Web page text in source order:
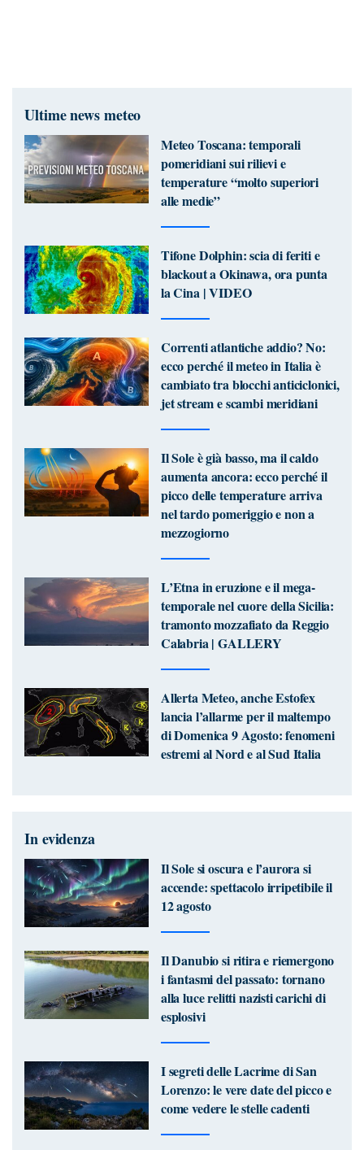
Ultime news meteo
Meteo Toscana: temporali
pomeridiani sui rilievi e
temperature “molto superiori
alle medie”
Tifone Dolphin: scia di feriti e
blackout a Okinawa, ora punta
la Cina | VIDEO
Correnti atlantiche addio? No:
ecco perché il meteo in Italia è
cambiato tra blocchi anticiclonici,
jet stream e scambi meridiani
Il Sole è già basso, ma il caldo
aumenta ancora: ecco perché il
picco delle temperature arriva
nel tardo pomeriggio e non a
mezzogiorno
L’Etna in eruzione e il mega-
temporale nel cuore della Sicilia:
tramonto mozzafiato da Reggio
Calabria | GALLERY
Allerta Meteo, anche Estofex
lancia l’allarme per il maltempo
di Domenica 9 Agosto: fenomeni
estremi al Nord e al Sud Italia
In evidenza
Il Sole si oscura e l’aurora si
accende: spettacolo irripetibile il
12 agosto
Il Danubio si ritira e riemergono
i fantasmi del passato: tornano
alla luce relitti nazisti carichi di
esplosivi
I segreti delle Lacrime di San
Lorenzo: le vere date del picco e
come vedere le stelle cadenti